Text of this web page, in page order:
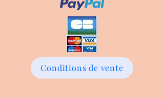
Conditions de vente